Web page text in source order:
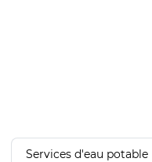
Services d'eau potable